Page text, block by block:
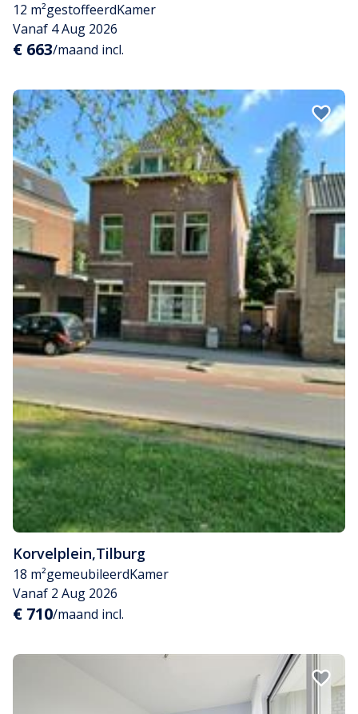
12 m²gestoffeerdKamer
Vanaf 4 Aug 2026
€ 663/maand incl.
Korvelplein,Tilburg
18 m²gemeubileerdKamer
Vanaf 2 Aug 2026
€ 710/maand incl.